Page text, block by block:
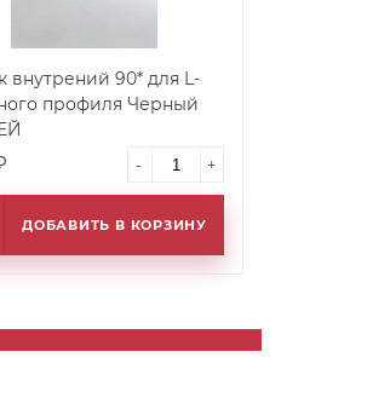
внутрений 90* для L-
профиля Черный
- +
ДОБАВИТЬ В КОРЗИНУ